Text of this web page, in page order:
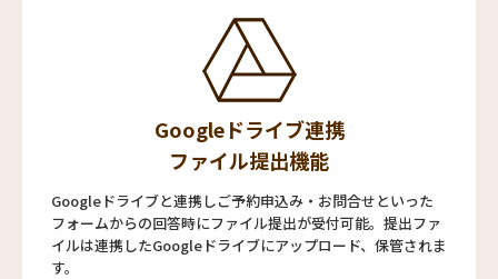
Googleドライブ連携
ファイル提出機能
Googleドライブと連携しご予約申込み・お問合せといった
フォームからの回答時にファイル提出が受付可能。提出ファ
イルは連携したGoogleドライブにアップロード、保管されま
す。